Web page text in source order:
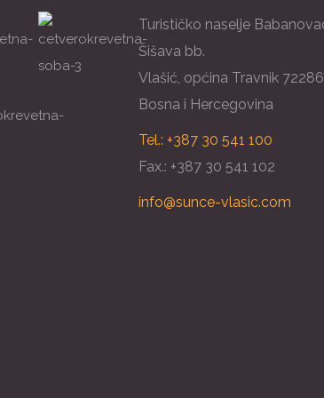
Turističko naselje
Šišava bb.
Vlašić, općina Travnik 72286
Bosna i Hercegovina
Tel.: +387 30 541 100
Fax.: +387 30 541 102
info@sunce-vlasic.com